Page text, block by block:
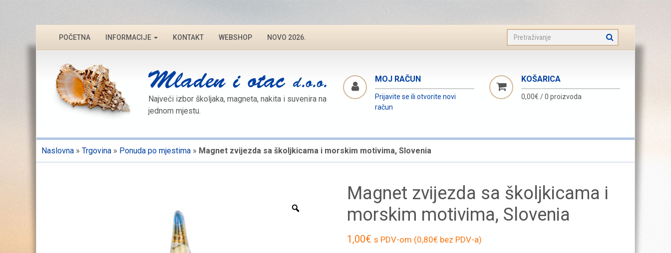
POČETNA INFORMACIJE KONTAKT WEBSHOP NOVO 2026.
Najveći izbor školjaka, magneta, nakita i suvenira na
jednom mjestu.
MOJ RAČUN
Prijavite se ili otvorite novi
račun
KOŠARICA
0,00€ /0 proizvoda
Naslovna » Trgovina » Ponuda po mjestima » Magnet zvijezda sa školjkicama i morskim motivima, Slovenia
Magnet zvijezda sa školjkicama i
morskim motivima, Slovenia
1,00€ s PDV-om (0,80€bez PDV-a)